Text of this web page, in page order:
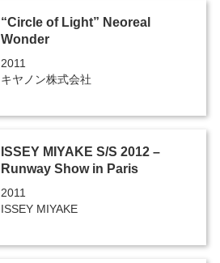
“Circle of Light” Neoreal
Wonder
2011
キヤノン株式会社
ISSEY MIYAKE S/S 2012 –
Runway Show in Paris
2011
ISSEY MIYAKE